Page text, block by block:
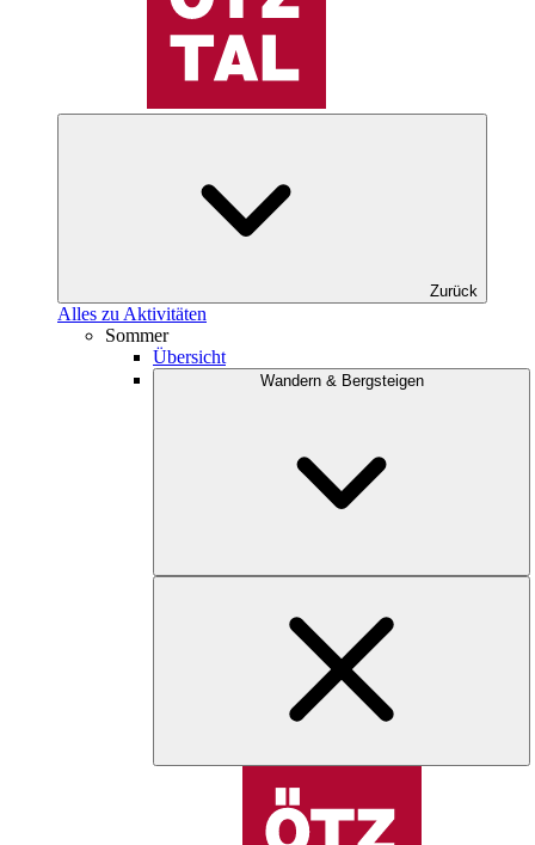
Zurück
Alles zu Aktivitäten
Sommer
Übersicht
Wandern & Bergsteigen